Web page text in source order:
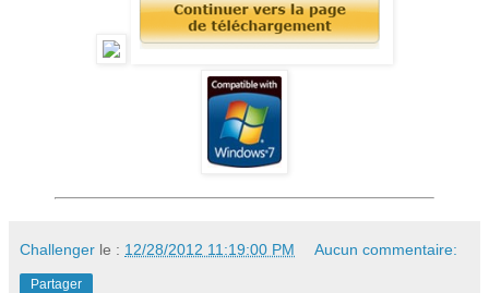
Challenger le : 12/28/2012 11:19:00 PM Aucun commentaire:
Partager